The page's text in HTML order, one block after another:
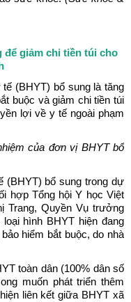
để giảm chi tiền túi cho
(BHYT) bổ sung là tăng
buộc và giảm chi tiền túi
lợi về y tế ngoài phạm
của đơn vị BHYT bổ
(BHYT) bổ sung trong dự
hợp Tổng hội Y học Việt
Trang, Quyền Vụ trưởng
hình BHYT hiện đang
hiểm bắt buộc, do nhà
toàn dân (100% dân số
muốn phát triển thêm
liên kết giữa BHYT xã